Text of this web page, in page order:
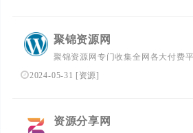
聚锦资源网
聚锦资源网专门收集全网各大付费
资源，聚合知识付费VIP创业课程
程，SEO技术、短视频抖音快手，
2024-05-31 [资源]
资源分享网